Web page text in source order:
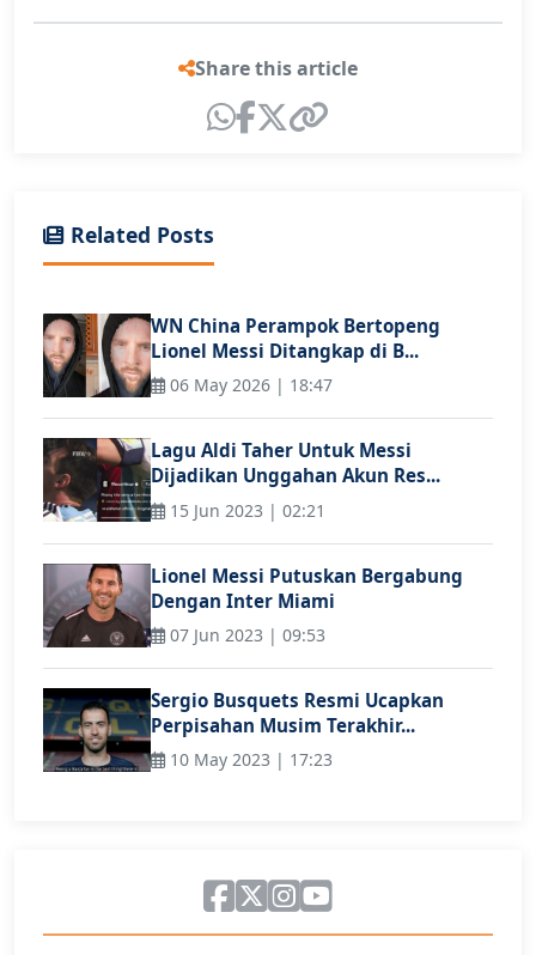
Share this article
Related Posts
WN China Perampok Bertopeng
Lionel Messi Ditangkap di B...
06 May 2026 | 18:47
Lagu Aldi Taher Untuk Messi
Dijadikan Unggahan Akun Res...
15 Jun 2023 | 02:21
Lionel Messi Putuskan Bergabung
Dengan Inter Miami
07 Jun 2023 | 09:53
Sergio Busquets Resmi Ucapkan
Perpisahan Musim Terakhir...
10 May 2023 | 17:23